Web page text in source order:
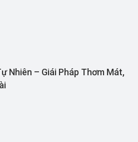
Nhiên – Giái Pháp Thơm Mát,